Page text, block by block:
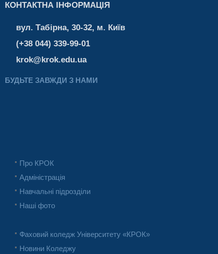
КОНТАКТНА ІНФОРМАЦІЯ
вул. Табірна, 30-32, м. Київ
(+38 044) 339-99-01
krok@krok.edu.ua
БУДЬТЕ ЗАВЖДИ З НАМИ
Про КРОК
Адміністрація
Навчальні підрозділи
Наші фото
Фаховий коледж Університету «КРОК»
Новини Коледжу